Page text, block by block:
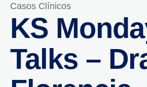
Casos Clínicos
KS
Talks –